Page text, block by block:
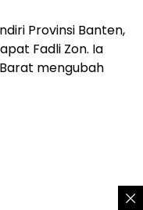
Provinsi Banten,
Fadli Zon. Ia
mengubah